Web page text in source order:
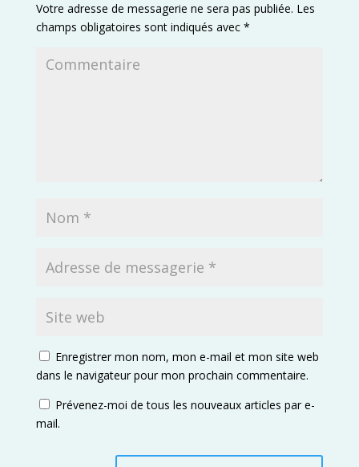
Votre adresse de messagerie ne sera pas publiée. Les
champs obligatoires sont indiqués avec *
Enregistrer mon nom, mon e-mail et mon site web
dans le navigateur pour mon prochain commentaire.
Prévenez-moi de tous les nouveaux articles par e-
mail.